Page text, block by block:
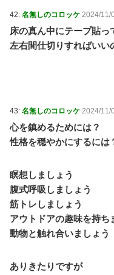
42: 名無しのコロッケ 2024/11/
床の真ん中にテープ貼っ
左右間仕切りすればいい
43: 名無しのコロッケ 2024/11/
心を鎮めるためには？
性格を穏やかにするには
瞑想しましょう
腹式呼吸しましょう
筋トレしましょう
アウトドアの趣味を持ち
動物と触れ合いましょう
ありきたりですが